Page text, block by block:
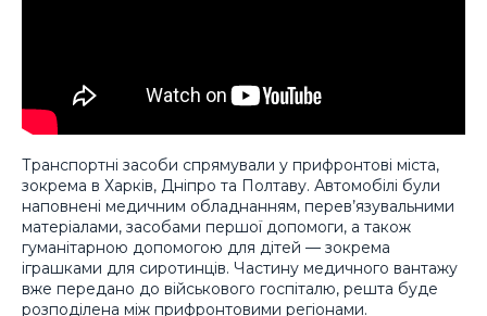
Транспортні засоби спрямували у прифронтові міста,
зокрема в Харків, Дніпро та Полтаву. Автомобілі були
наповнені медичним обладнанням, перев’язувальними
матеріалами, засобами першої допомоги, а також
гуманітарною допомогою для дітей — зокрема
іграшками для сиротинців. Частину медичного вантажу
вже передано до військового госпіталю, решта буде
розподілена між прифронтовими регіонами.